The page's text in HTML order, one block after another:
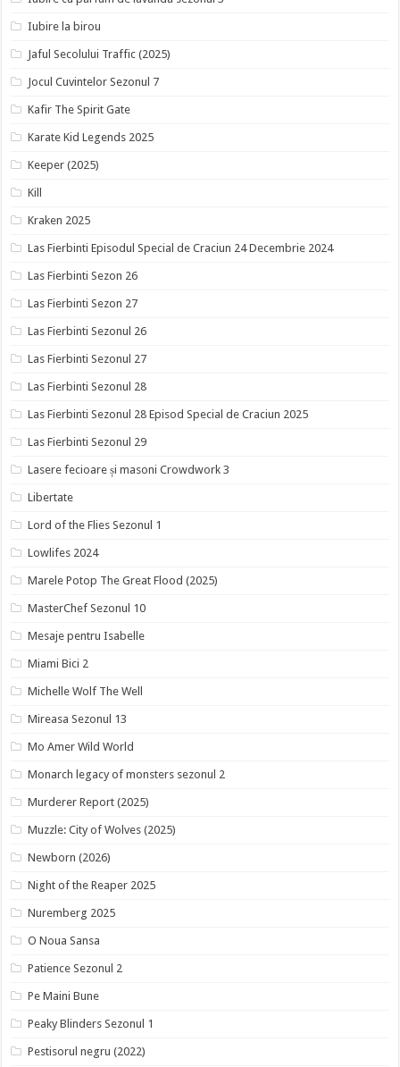
Iubire la birou
Jaful Secolului Traffic (2025)
Jocul Cuvintelor Sezonul 7
Kafir The Spirit Gate
Karate Kid Legends 2025
Keeper (2025)
Kill
Kraken 2025
Las Fierbinti Episodul Special de Craciun 24 Decembrie 2024
Las Fierbinti Sezon 26
Las Fierbinti Sezon 27
Las Fierbinti Sezonul 26
Las Fierbinti Sezonul 27
Las Fierbinti Sezonul 28
Las Fierbinti Sezonul 28 Episod Special de Craciun 2025
Las Fierbinti Sezonul 29
Lasere fecioare și masoni Crowdwork 3
Libertate
Lord of the Flies Sezonul 1
Lowlifes 2024
Marele Potop The Great Flood (2025)
MasterChef Sezonul 10
Mesaje pentru Isabelle
Miami Bici 2
Michelle Wolf The Well
Mireasa Sezonul 13
Mo Amer Wild World
Monarch legacy of monsters sezonul 2
Murderer Report (2025)
Muzzle: City of Wolves (2025)
Newborn (2026)
Night of the Reaper 2025
Nuremberg 2025
O Noua Sansa
Patience Sezonul 2
Pe Maini Bune
Peaky Blinders Sezonul 1
Pestisorul negru (2022)